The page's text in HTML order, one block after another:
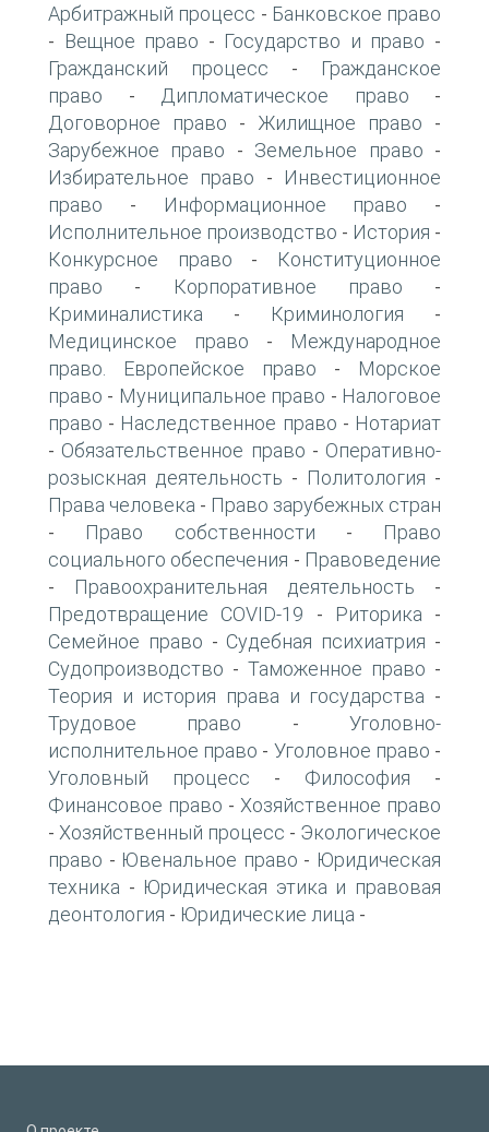
Арбитражный процесс - Банковское право
- Вещное право - Государство и право -
Гражданский процесс -
Гражданское
право - Дипломатическое право -
Договорное право - Жилищное право -
Зарубежное право - Земельное право -
Избирательное право -
Инвестиционное
право - Информационное право -
Исполнительное производство - История -
Конкурсное право -
Конституционное
право - Корпоративное право -
Криминалистика - Криминология -
Медицинское право -
Международное
право. Европейское право -
Морское
право - Муниципальное право - Налоговое
право - Наследственное право - Нотариат
- Обязательственное право - Оперативно-
розыскная деятельность - Политология -
Права человека - Право зарубежных стран
- Право собственности -
Право
социального обеспечения - Правоведение
- Правоохранительная деятельность -
Предотвращение COVID-19 - Риторика -
Семейное право - Судебная психиатрия -
Судопроизводство - Таможенное право -
Теория и история права и государства -
Трудовое право -Уголовно-
исполнительное право - Уголовное право -
Уголовный процесс - Философия -
Финансовое право - Хозяйственное право
- Хозяйственный процесс - Экологическое
право - Ювенальное право - Юридическая
техника - Юридическая этика и правовая
деонтология - Юридические лица -